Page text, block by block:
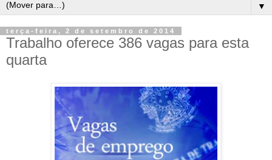
▼
terça-feira, 2 de setembro de 2014
Trabalho oferece 386 vagas para esta
quarta